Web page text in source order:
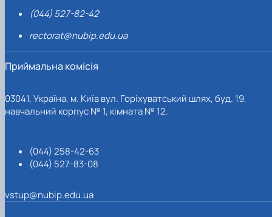
(044) 527-82-42
rectorat@nubip.edu.ua
Приймальна комісія
03041, Україна, м. Київ вул. Горіхуватський шлях, буд. 19,
навчальний корпус № 1, кімната № 12.
(044) 258-42-63
(044) 527-83-08
vstup@nubip.edu.ua